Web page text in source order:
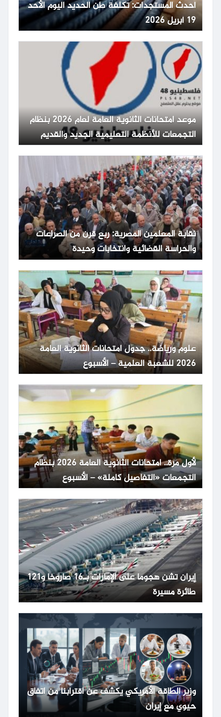
أحدث المستجدات: تكلفة طن الحديد اليوم الأحد
19 أبريل 2026
موعد امتحانات الثانوية العامة لعام 2026 بنظام
التجمعات للأنظمة التعليمية الجديد والقديم
نقابة المعلمين المصرية: ربع قرن من الصراعات
والحراسة القضائية وانتخابات وحيدة
علوم ورياضة.. جدول امتحانات الثانوية العامة
2026 للشعبة العلمية – الأسبوع
لأول مرة.. امتحانات الثانوية العامة 2026 بنظام
التجمعات «التفاصيل كاملة» – الأسبوع
إيران تشن هجوما على الإمارات بـ16 صاروخا و121
طائرة مسيرة
وزير الطاقة الأمريكي يكشف عن اقترابنا من اتفاق
حيوي مع إيران